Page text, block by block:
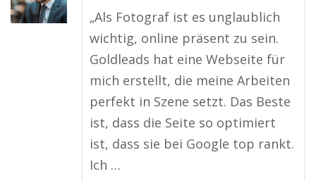
„Als Fotograf ist es unglaublich
wichtig, online präsent zu sein.
Goldleads hat eine Webseite für
mich erstellt, die meine Arbeiten
perfekt in Szene setzt. Das Beste
ist, dass die Seite so optimiert
ist, dass sie bei Google top rankt.
Ich …